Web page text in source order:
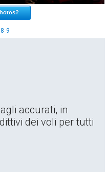
8 9
accurati, in
dei voli per tutti